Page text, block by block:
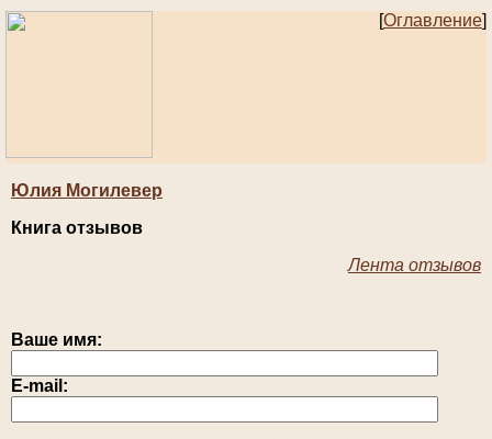
[Оглавление]
Юлия Могилевер
Книга отзывов
Лента отзывов
Ваше имя:
E-mail: